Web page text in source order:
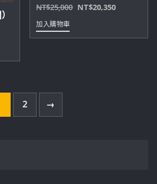
NT$25,000 原
NT$20,350
加入購物車
2 →